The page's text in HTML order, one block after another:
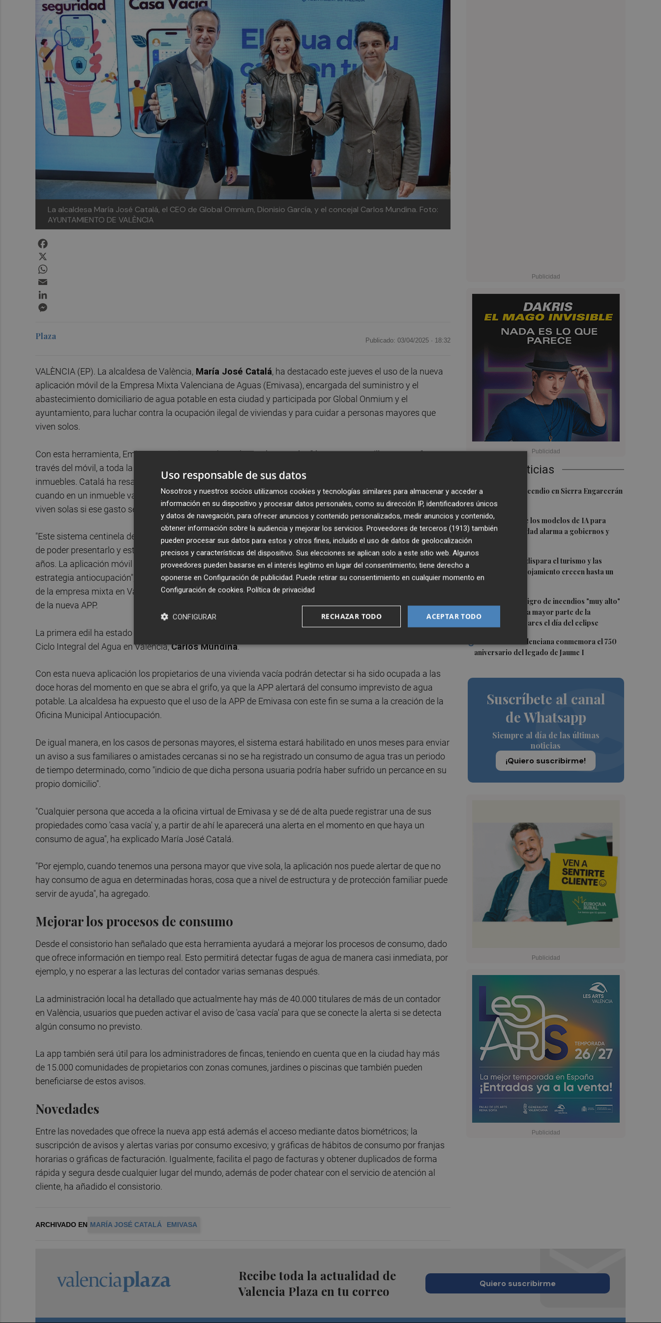
La alcaldesa María José Catalá, el CEO de Global Omnium, Dionisio García, y el concejal Carlos Mundina. Foto:
AYUNTAMIENTO DE VALÈNCIA
Últimas Noticias
1Controlado el incendio en Sierra Engarcerán
(Castellón)
2La capacidad de los modelos de IA para
burlar la seguridad alarma a gobiernos y
3
El eclipse solar dispara el turismo y las
búsquedas de alojamiento crecen hasta un
500%
4 Aemet prevé peligro de incendios "muy alto"
o "extremo" en la mayor parte de la
Península y Baleares el día del eclipse
5 La Biblioteca Valenciana conmemora el 750
aniversario del legado de Jaume I
Suscríbete al canal
de Whatsapp
Siempre al día de las últimas
noticias
¡Quiero suscribirme!
Plaza Publicado: 03/04/2025 · 18:32
VALÈNCIA (EP). La alcaldesa de València, María José Catalá, ha destacado este jueves el uso de la nueva
aplicación móvil de la Empresa Mixta Valenciana de Aguas (Emivasa), encargada del suministro y el
abastecimiento domiciliario de agua potable en esta ciudad y participada por Global Onmium y el
ayuntamiento, para luchar contra la ocupación ilegal de viviendas y para cuidar a personas mayores que
viven solos.
Con esta herramienta, Emivasa permite a sus abonados poder acceder, "de manera sencilla y remota" y a
través del móvil, a toda la información relacionada con el consumo y la facturación de agua en sus
inmuebles. Catalá ha resaltado que esa opción permita alertar de casos de ocupación ilegal de viviendas,
cuando en un inmueble vacío se registra consumo de agua, o detectar percances sufridos por personas que
viven solas si ese gasto se reduce o desaparece.
"Este sistema centinela de alerta de 'casa vacía' es un sistema pionero en España. Estamos muy orgullosos
de poder presentarlo y está vinculado también al refuerzo tecnológico del suministro de agua en los últimos
años. La aplicación móvil nos permite generar este tipo de alertas de forma que reforcemos más nuestra
estrategia antiocupación", ha afirmado la responsable municipal durante la visita que ha realizado a la sede
de la empresa mixta en Vara de Quart con el fin de conocer el funcionamiento de la oficina virtual y los usos
de la nueva APP.
La primera edil ha estado acompañada por el CEO de Global Omnium,
Ciclo Integral del Agua en València,Carlos Mundina.
Con esta nueva aplicación los propietarios de una vivienda vacía podrán detectar si ha sido ocupada a las
doce horas del momento en que se abra el grifo, ya que la APP alertará del consumo imprevisto de agua
potable. La alcaldesa ha expuesto que el uso de la APP de Emivasa con este fin se suma a la creación de la
Oficina Municipal Antiocupación.
De igual manera, en los casos de personas mayores, el sistema estará habilitado en unos meses para enviar
un aviso a sus familiares o amistades cercanas si no se ha registrado un consumo de agua tras un periodo
de tiempo determinado, como "indicio de que dicha persona usuaria podría haber sufrido un percance en su
propio domicilio".
"Cualquier persona que acceda a la oficina virtual de Emivasa y se dé de alta puede registrar una de sus
propiedades como 'casa vacía' y, a partir de ahí le aparecerá una alerta en el momento en que haya un
consumo de agua", ha explicado María José Catalá.
"Por ejemplo, cuando tenemos una persona mayor que vive sola, la aplicación nos puede alertar de que no
hay consumo de agua en determinadas horas, cosa que a nivel de estructura y de protección familiar puede
servir de ayuda", ha agregado.
Mejorar los procesos de consumo
Desde el consistorio han señalado que esta herramienta ayudará a mejorar los procesos de consumo, dado
que ofrece información en tiempo real. Esto permitirá detectar fugas de agua de manera casi inmediata, por
ejemplo, y no esperar a las lecturas del contador varias semanas después.
La administración local ha detallado que actualmente hay más de 40.000 titulares de más de un contador
en València, usuarios que pueden activar el aviso de 'casa vacía' para que se conecte la alerta si se detecta
algún consumo no previsto.
La app también será útil para los administradores de fincas, teniendo en cuenta que en la ciudad hay más
de 15.000 comunidades de propietarios con zonas comunes, jardines o piscinas que también pueden
beneficiarse de estos avisos.
Novedades
Entre las novedades que ofrece la nueva app está además el acceso mediante datos biométricos; la
suscripción de avisos y alertas varias por consumo excesivo; y gráficas de hábitos de consumo por franjas
horarias o gráficas de facturación. Igualmente, facilita el pago de facturas y obtener duplicados de forma
rápida y segura desde cualquier lugar del mundo, además de poder chatear con el servicio de atención al
cliente, ha añadido el consistorio.
ARCHIVADO EN MARÍA JOSÉ CATALÁ EMIVASA
Recibe toda la actualidad de
Valencia Plaza en tu correo
Quiero suscribirme
Uso responsable de sus datos
Nosotros y nuestros socios utilizamos cookies y tecnologías similares para almacenar y acceder a
información en su dispositivo y procesar datos personales, como su dirección IP, identificadores únicos
y datos de navegación, para ofrecer anuncios y contenido personalizados, medir anuncios y contenido,
obtener información sobre la audiencia y mejorar los servicios. Proveedores de terceros (1913) también
pueden procesar sus datos para estos y otros fines, incluido el uso de datos de geolocalización
precisos y características del dispositivo. Sus elecciones se aplican solo a este sitio web. Algunos
proveedores pueden basarse en el interés legítimo en lugar del consentimiento; tiene derecho a
oponerse en Configuración de publicidad. Puede retirar su consentimiento en cualquier momento en
Configuración de cookies. Política de privacidad
ACEPTAR TODO
RECHAZAR TODO
CONFIGURAR